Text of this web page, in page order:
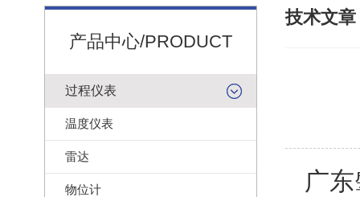
产品中心/PRODUCT
过程仪表
温度仪表
雷达
物位计
技术文章
广东